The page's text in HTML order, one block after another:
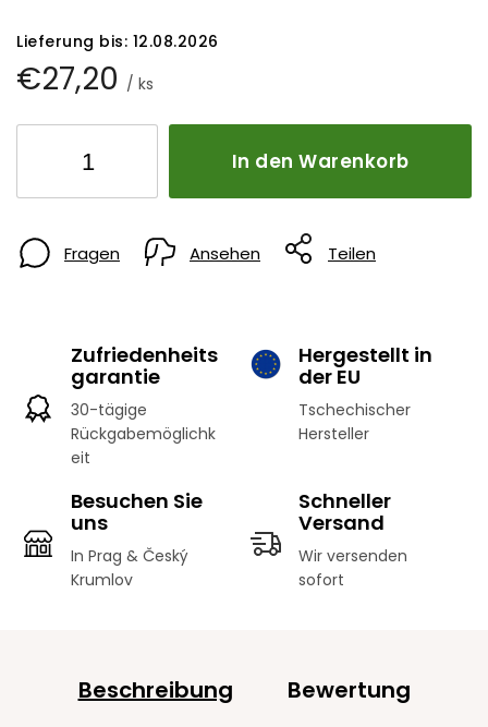
€27,20 / ks
Lieferung bis: 12.08.2026
In den Warenkorb
Fragen Ansehen Teilen
Zufriedenheits
garantie
30-tägige
Rückgabemöglichk
eit
Hergestellt in
der EU
Tschechischer
Hersteller
Besuchen Sie
uns
In Prag & Český
Krumlov
Schneller
Versand
Wir versenden
sofort
Beschreibung Bewertung